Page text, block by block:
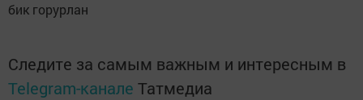
бик горурлан
Следите за самым важным и интересным в
Telegram-канале Татмедиа